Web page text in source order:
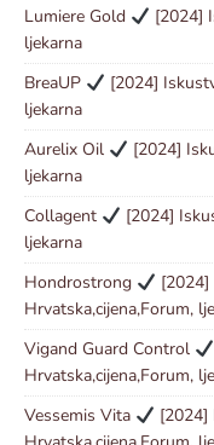
Lumiere Gold
[2024]
ljekarna
BreaUP
[2024]
ljekarna
Aurelix Oil
[2024]
ljekarna
Collagent
[2024]
ljekarna
Hondrostrong
[2024]
Hrvatska,cijena,Forum,
Vigand Guard Control
Hrvatska,cijena,Forum,
Vessemis Vita
[2024]